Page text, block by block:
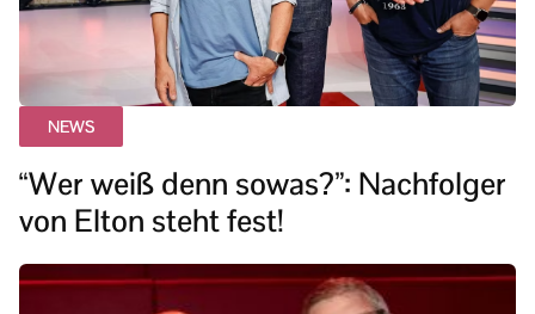
NEWS
“Wer weiß denn sowas?”: Nachfolger
von Elton steht fest!